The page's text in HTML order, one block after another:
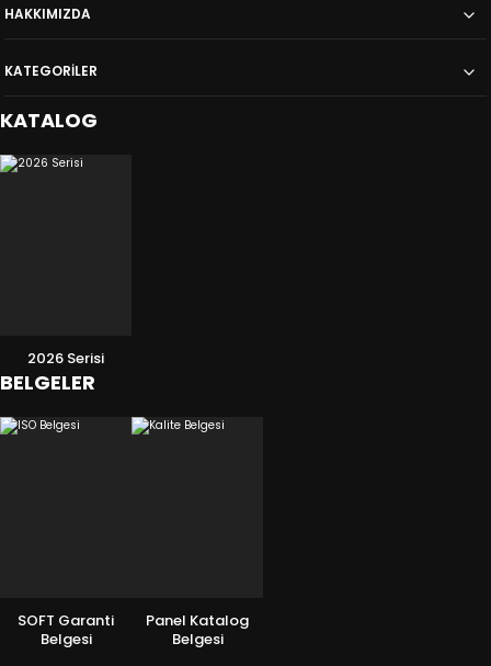
HAKKIMIZDA
KATEGORİLER
KATALOG
2026 Serisi
BELGELER
SOFT Garanti
Belgesi
Panel Katalog
Belgesi